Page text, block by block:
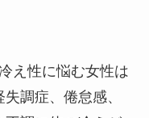
え性に悩む女性は
調症、倦怠感、